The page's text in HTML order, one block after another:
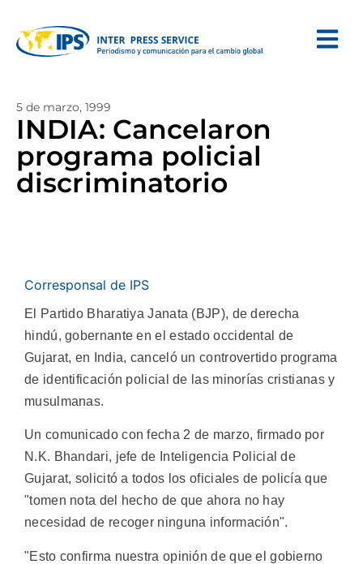
5 de marzo, 1999
INDIA: Cancelaron
programa policial
discriminatorio
Corresponsal de IPS
El Partido Bharatiya Janata (BJP), de derecha
hindú, gobernante en el estado occidental de
Gujarat, en India, canceló un controvertido programa
de identificación policial de las minorías cristianas y
musulmanas.
Un comunicado con fecha 2 de marzo, firmado por
N.K. Bhandari, jefe de Inteligencia Policial de
Gujarat, solicitó a todos los oficiales de policía que
"tomen nota del hecho de que ahora no hay
necesidad de recoger ninguna información".
"Esto confirma nuestra opinión de que el gobierno